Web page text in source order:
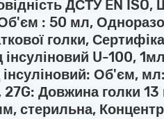
ДСТУ EN ISO,
: 50 мл,
голки,
U-100,
Об'єм, мл:
27G: Довжина голки
стерильна,